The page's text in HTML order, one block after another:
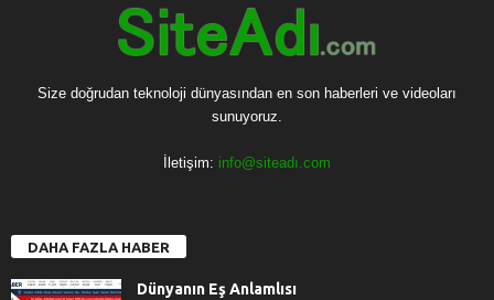
Size doğrudan teknoloji dünyasından en son haberleri ve videoları
sunuyoruz.
İletişim: info@siteadı.com
DAHA FAZLA HABER
Dünyanın Eş Anlamlısı